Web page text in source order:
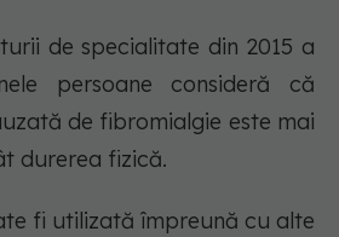
de specialitate din 2015 a
persoane consideră că
de fibromialgie este mai
durerea fizică.
fi utilizată împreună cu alte